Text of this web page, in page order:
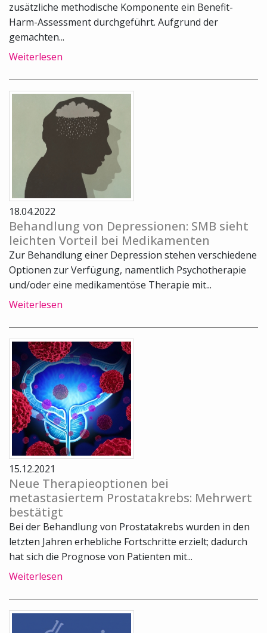
zusätzliche methodische Komponente ein Benefit-
Harm-Assessment durchgeführt. Aufgrund der
gemachten...
Weiterlesen
18.04.2022
Behandlung von Depressionen: SMB sieht
leichten Vorteil bei Medikamenten
Zur Behandlung einer Depression stehen verschiedene
Optionen zur Verfügung, namentlich Psychotherapie
und/oder eine medikamentöse Therapie mit...
Weiterlesen
15.12.2021
Neue Therapieoptionen bei
metastasiertem Prostatakrebs: Mehrwert
bestätigt
Bei der Behandlung von Prostatakrebs wurden in den
letzten Jahren erhebliche Fortschritte erzielt; dadurch
hat sich die Prognose von Patienten mit...
Weiterlesen